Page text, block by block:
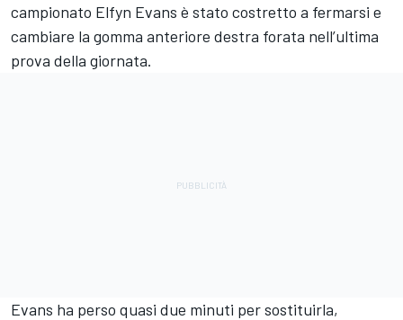
campionato Elfyn Evans è stato costretto a fermarsi e
cambiare la gomma anteriore destra forata nell’ultima
prova della giornata.
Evans ha perso quasi due minuti per sostituirla,